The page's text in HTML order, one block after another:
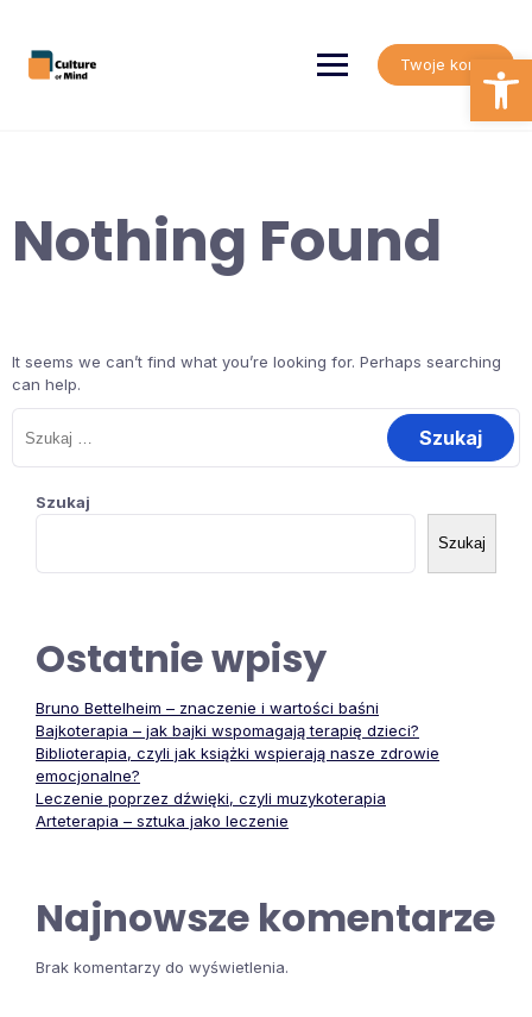
content
Twoje konto
Nothing Found
It seems we can’t find what you’re looking for. Perhaps searching
can help.
Szukaj:
Szukaj
Szukaj
Ostatnie wpisy
Bruno Bettelheim – znaczenie i wartości baśni
Bajkoterapia – jak bajki wspomagają terapię dzieci?
Biblioterapia, czyli jak książki wspierają nasze zdrowie
emocjonalne?
Leczenie poprzez dźwięki, czyli muzykoterapia
Arteterapia – sztuka jako leczenie
Najnowsze komentarze
Brak komentarzy do wyświetlenia.